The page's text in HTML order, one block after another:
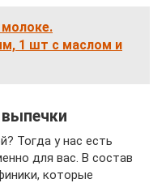
1 шт с маслом и
Тогда у нас есть
для вас. В состав
которые